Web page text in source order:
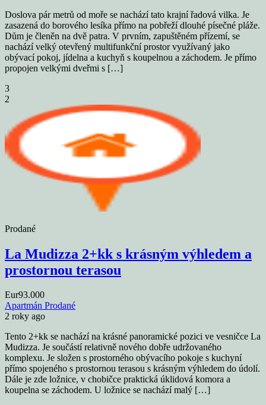
Doslova pár metrů od moře se nachází tato krajní řadová vilka. Je
zasazená do borového lesíka přímo na pobřeží dlouhé písečné pláže.
Dům je členěn na dvě patra. V prvním, zapuštěném přízemí, se
nachází velký otevřený multifunkční prostor využívaný jako
obývací pokoj, jídelna a kuchyň s koupelnou a záchodem. Je přímo
propojen velkými dveřmi s […]
3
2
Prodané
La Mudizza 2+kk s krásným výhledem a
prostornou terasou
Eur93.000
Apartmán Prodané
2 roky ago
Tento 2+kk se nachází na krásné panoramické pozici ve vesničce La
Mudizza. Je součástí relativně nového dobře udržovaného
komplexu. Je složen s prostorného obývacího pokoje s kuchyní
přímo spojeného s prostornou terasou s krásným výhledem do údolí.
Dále je zde ložnice, v chobičce praktická úklidová komora a
koupelna se záchodem. U ložnice se nachází malý […]